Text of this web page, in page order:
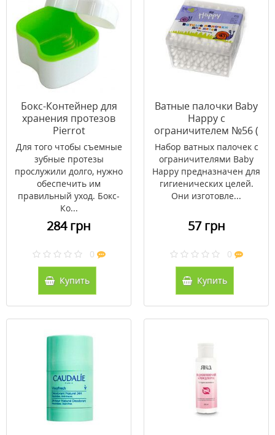
Бокс-Контейнер для
хранения протезов
Pierrot
Для того чтобы съемные
зубные протезы
прослужили долго, нужно
обеспечить им
правильный уход. Бокс-
Ко...
284 грн
0
Купить
Ватные палочки Baby
Happy с
ограничителем №56 (
+8) шт
Набор ватных палочек с
ограничителями Baby
Happy предназначен для
гигиенических целей.
Они изготовле...
57 грн
0
Купить